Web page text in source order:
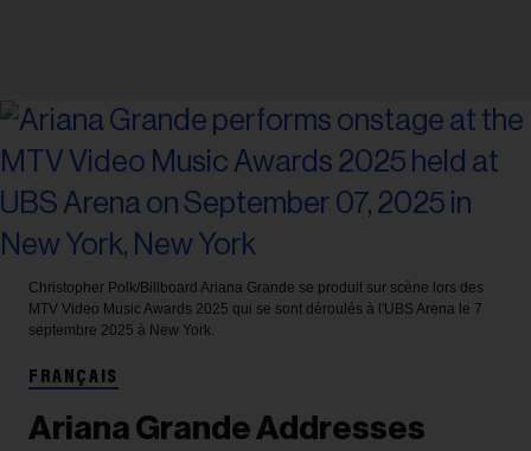
Christopher Polk/Billboard Ariana Grande se produit sur scène lors des
MTV Video Music Awards 2025 qui se sont déroulés à l'UBS Arena le 7
septembre 2025 à New York.
FRANÇAIS
Ariana Grande Addresses